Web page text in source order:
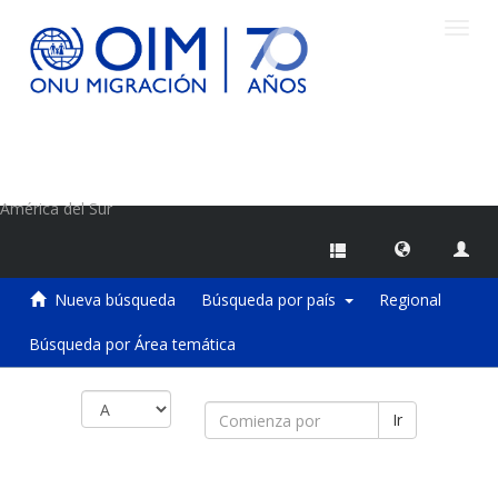
América del Sur
Nueva búsqueda Búsqueda por país Regional
Búsqueda por Área temática
Ir